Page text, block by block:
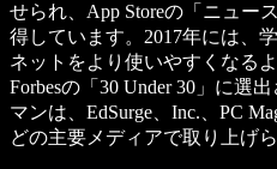
せられ、App Storeの「ニュー
得しています。2017年には、
ネットをより使いやすくなる
Forbesの「30 Under 30」に選
マンは、EdSurge、Inc.、PC
どの主要メディアで取り上げ